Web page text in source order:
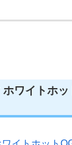
ワイトホッ